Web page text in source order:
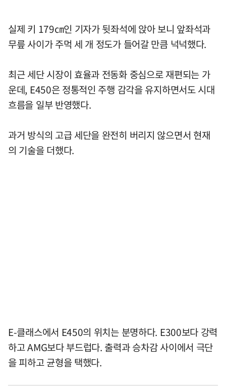
실제 키 179㎝인 기자가 뒷좌석에 앉아 보니 앞좌석과
무릎 사이가 주먹 세 개 정도가 들어갈 만큼 넉넉했다.
최근 세단 시장이 효율과 전동화 중심으로 재편되는 가
운데, E450은 정통적인 주행 감각을 유지하면서도 시대
흐름을 일부 반영했다.
과거 방식의 고급 세단을 완전히 버리지 않으면서 현재
의 기술을 더했다.
E-클래스에서 E450의 위치는 분명하다. E300보다 강력
하고 AMG보다 부드럽다. 출력과 승차감 사이에서 극단
을 피하고 균형을 택했다.